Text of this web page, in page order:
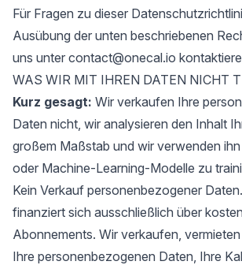
Für Fragen zu dieser
Ausübung der unten beschriebenen
uns unter contact@onecal.io
WAS WIR MIT IHREN DATEN NICHT
Kurz gesagt: Wir verkaufen Ihre
Daten nicht, wir analysieren den Inhalt
großem Maßstab und wir verwenden
oder Machine-Learning-Modelle zu
Kein Verkauf personenbezogener
finanziert sich ausschließlich über
Abonnements. Wir verkaufen,
Ihre personenbezogenen Daten, Ihre